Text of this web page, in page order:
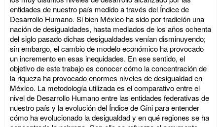
entidades de nuestro país medido a través del Índice de
Desarrollo Humano. Si bien México ha sido por tradición una
nación de desigualdades, hasta mediados de los años ochenta
del siglo pasado dichas desigualdades venían disminuyendo;
sin embargo, el cambio de modelo económico ha provocado
un incremento en esas inequidades. En ese sentido, el
objetivo de este trabajo es conocer cómo la concentración de
la riqueza ha provocado enormes niveles de desigualdad en
México. La metodología utilizada es el comparativo entre el
nivel de Desarrollo Humano entre las entidades federativas de
nuestro país y la evolución del Índice de Gini para entender
cómo ha evolucionado la desigualdad y en qué regiones se ha